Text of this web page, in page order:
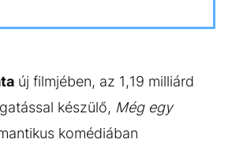
új filmjében, az 1,19 milliárd
készülő, Még egy
komédiában